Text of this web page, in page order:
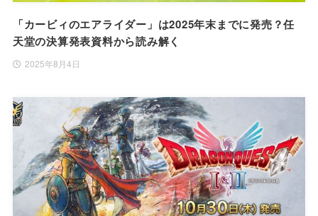
「カービィのエアライダー」は2025年末までに発売？任
天堂の決算発表資料から読み解く
2025年8月4日